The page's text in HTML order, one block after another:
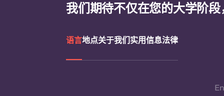
我们期待不仅在您的大学阶
语言地点关于我们实用信息法律